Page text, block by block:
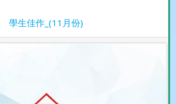
學生佳作_(11月份)